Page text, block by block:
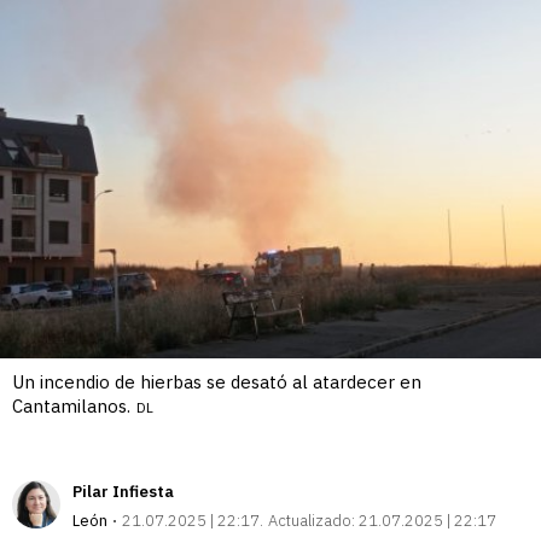
Un incendio de hierbas se desató al atardecer en
Cantamilanos. DL
Pilar Infiesta
León
21.07.2025 | 22:17 Actualizado: 21.07.2025 | 22:17